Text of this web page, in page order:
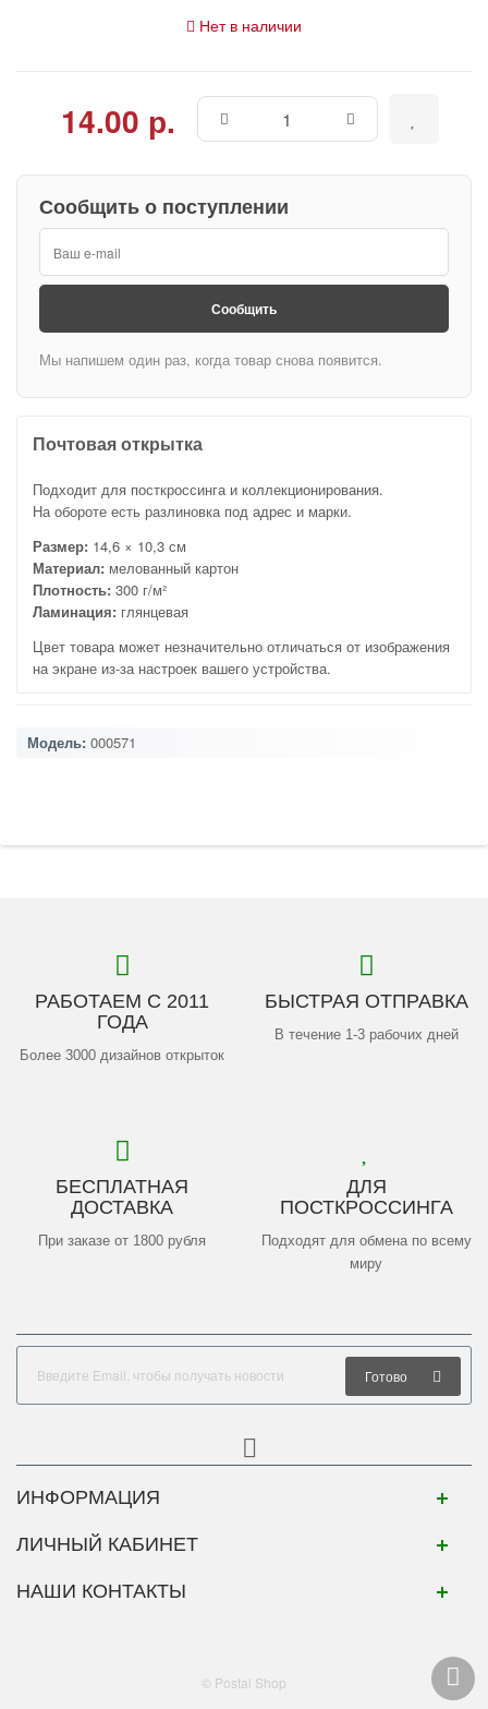
Нет в наличии
14.00 р.
Сообщить о поступлении
Сообщить
Мы напишем один раз, когда товар снова появится.
Почтовая открытка
Подходит для посткроссинга и коллекционирования.
На обороте есть разлиновка под адрес и марки.
Размер: 14,6 × 10,3 см
Материал: мелованный картон
Плотность: 300 г/м²
Ламинация: глянцевая
Цвет товара может незначительно отличаться от изображения
на экране из-за настроек вашего устройства.
Модель: 000571
РАБОТАЕМ С 2011
ГОДА
Более 3000 дизайнов открыток
БЫСТРАЯ ОТПРАВКА
В течение 1-3 рабочих дней
БЕСПЛАТНАЯ
ДОСТАВКА
При заказе от 1800 рубля
ДЛЯ
ПОСТКРОССИНГА
Подходят для обмена по всему
миру
Готово
ИНФОРМАЦИЯ
ЛИЧНЫЙ КАБИНЕТ
НАШИ КОНТАКТЫ
© Postal Shop